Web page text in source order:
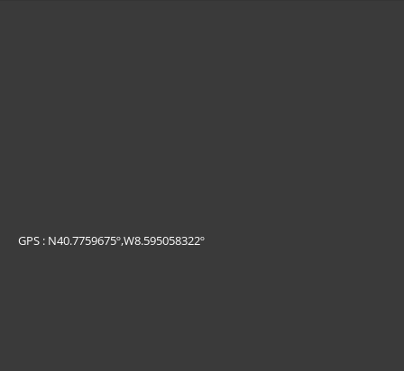
GPS : N40.7759675º,W8.595058322º